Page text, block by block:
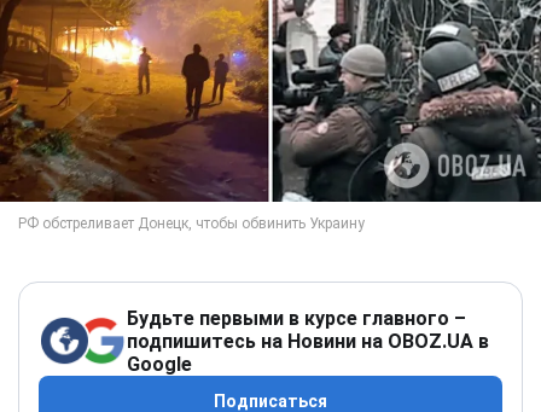
Будьте первыми в курсе главного –
подпишитесь на Новини на OBOZ.UA в
Google
Подписаться